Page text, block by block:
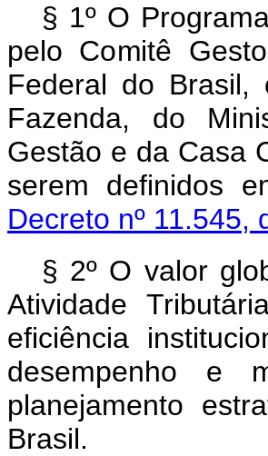
§ 1º O
pelo Comitê
Federal do Brasil,
Fazenda, do
Gestão e da Casa
serem
Decreto nº 11.545,
§ 2º O valor
Atividade
eficiência
desempenho e
planejamento
Brasil.